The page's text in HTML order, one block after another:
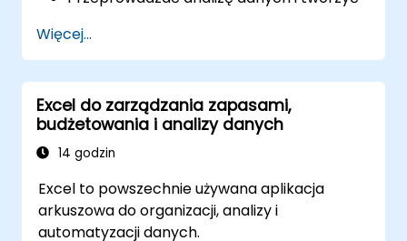
zaawansowanych technik arkuszy
kalkulacyjnych.
Współpracować w czasie rzeczywistym,
korzystając z Google Sheets, aby
zapewnić płynną pracę zespołową.
Tworzyć wielokrotnie używane szablony
projektami.
Więcej...
Excel do zarządzania zapasami,
budżetowania i analizy danych
14 godzin
Excel to powszechnie używana aplikacja
arkuszowa do organizacji, analizy i
automatyzacji danych.